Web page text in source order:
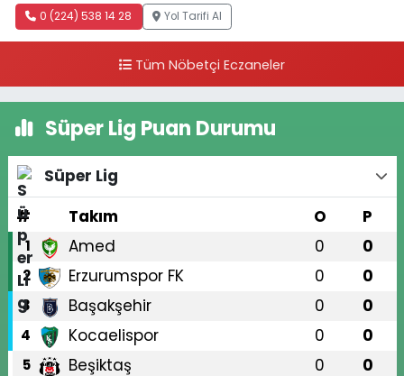
0 (224) 538 14 28 Yol Tarifi Al
Tüm Nöbetçi Eczaneler
Süper Lig Puan Durumu
Süper Lig
#
Takım O P
1 Amed 0 0
2 Erzurumspor FK 0 0
3 Başakşehir 0 0
4 Kocaelispor 0 0
5 Beşiktaş 0 0